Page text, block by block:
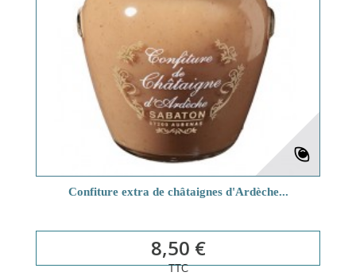
Confiture extra de châtaignes d'Ardèche...
8,50 €
TTC